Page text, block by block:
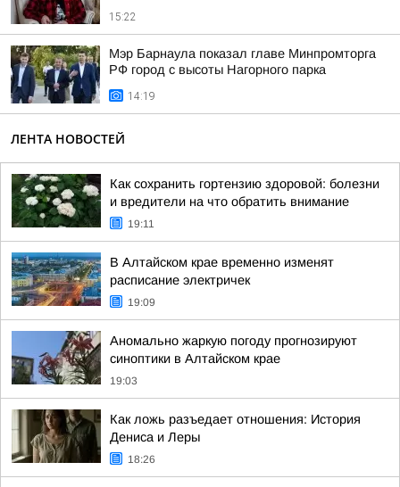
15:22
Мэр Барнаула показал главе Минпромторга
РФ город с высоты Нагорного парка
14:19
ЛЕНТА НОВОСТЕЙ
Как сохранить гортензию здоровой: болезни
и вредители на что обратить внимание
19:11
В Алтайском крае временно изменят
расписание электричек
19:09
Аномально жаркую погоду прогнозируют
синоптики в Алтайском крае
19:03
Как ложь разъедает отношения: История
Дениса и Леры
18:26